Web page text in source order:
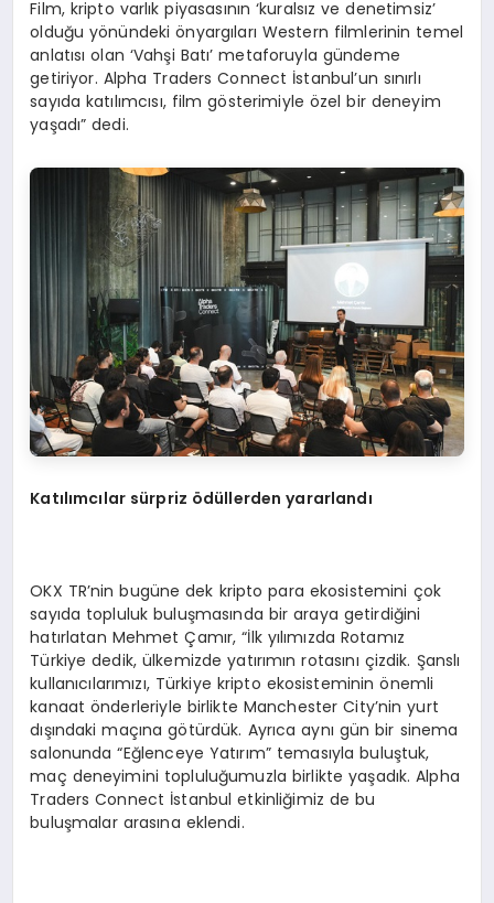
Film, kripto varlık piyasasının ‘kuralsız ve denetimsiz’
olduğu yönündeki önyargıları Western filmlerinin temel
anlatısı olan ‘Vahşi Batı’ metaforuyla gündeme
getiriyor. Alpha Traders Connect İstanbul’un sınırlı
sayıda katılımcısı, film gösterimiyle özel bir deneyim
yaşadı” dedi.
Katılımcılar sürpriz ödüllerden yararlandı
OKX TR’nin bugüne dek kripto para ekosistemini çok
sayıda topluluk buluşmasında bir araya getirdiğini
hatırlatan Mehmet Çamır, “İlk yılımızda Rotamız
Türkiye dedik, ülkemizde yatırımın rotasını çizdik. Şanslı
kullanıcılarımızı, Türkiye kripto ekosisteminin önemli
kanaat önderleriyle birlikte Manchester City’nin yurt
dışındaki maçına götürdük. Ayrıca aynı gün bir sinema
salonunda “Eğlenceye Yatırım” temasıyla buluştuk,
maç deneyimini topluluğumuzla birlikte yaşadık. Alpha
Traders Connect İstanbul etkinliğimiz de bu
buluşmalar arasına eklendi.